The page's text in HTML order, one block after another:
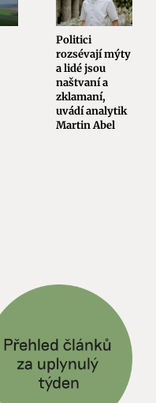
Politici
rozsévají mýty
a lidé jsou
naštvaní a
zklamaní,
uvádí analytik
Martin Abel